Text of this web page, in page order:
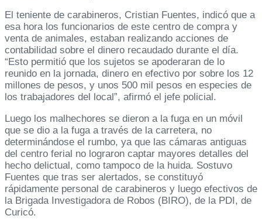
El teniente de carabineros, Cristian Fuentes, indicó que a
esa hora los funcionarios de este centro de compra y
venta de animales, estaban realizando acciones de
contabilidad sobre el dinero recaudado durante el día.
“Esto permitió que los sujetos se apoderaran de lo
reunido en la jornada, dinero en efectivo por sobre los 12
millones de pesos, y unos 500 mil pesos en especies de
los trabajadores del local”, afirmó el jefe policial.
Luego los malhechores se dieron a la fuga en un móvil
que se dio a la fuga a través de la carretera, no
determinándose el rumbo, ya que las cámaras antiguas
del centro ferial no lograron captar mayores detalles del
hecho delictual, como tampoco de la huida. Sostuvo
Fuentes que tras ser alertados, se constituyó
rápidamente personal de carabineros y luego efectivos de
la Brigada Investigadora de Robos (BIRO), de la PDI, de
Curicó.